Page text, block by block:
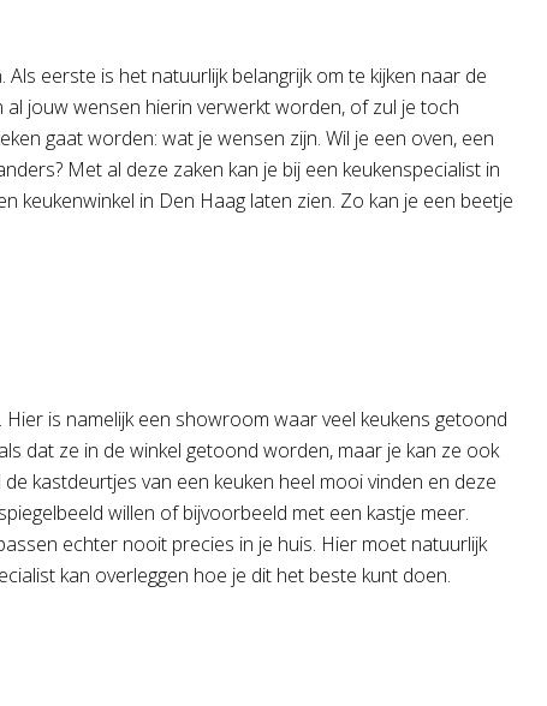
eerste is het natuurlijk belangrijk om te kijken naar de
jouw wensen hierin verwerkt worden, of zul je toch
gaat worden: wat je wensen zijn. Wil je een oven, een
Met al deze zaken kan je bij een keukenspecialist in
keukenwinkel in Den Haag laten zien. Zo kan je een beetje
Hier is namelijk een showroom waar veel keukens getoond
dat ze in de winkel getoond worden, maar je kan ze ook
kastdeurtjes van een keuken heel mooi vinden en deze
willen of bijvoorbeeld met een kastje meer.
echter nooit precies in je huis. Hier moet natuurlijk
kan overleggen hoe je dit het beste kunt doen.